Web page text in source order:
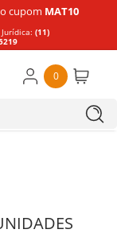
cupom MAT10
(11)
0